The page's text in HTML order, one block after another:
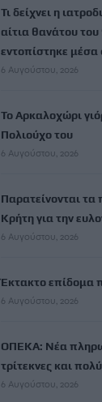
Τι δείχνει η
αίτια θανάτου
εντοπίστηκε
6 Αυγούστου, 2026
Το Αρκαλοχώρι
Πολιούχο του
6 Αυγούστου, 2026
Παρατείνονται
Κρήτη για την
6 Αυγούστου, 2026
Έκτακτο επίδομα
6 Αυγούστου, 2026
ΟΠΕΚΑ: Νέα
τρίτεκνες και
6 Αυγούστου, 2026